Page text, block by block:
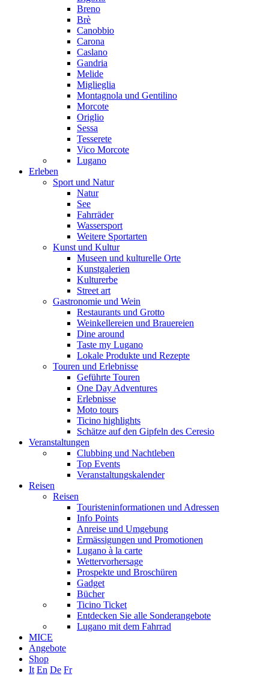
Breno
Brè
Canobbio
Carona
Caslano
Gandria
Melide
Miglieglia
Montagnola und Gentilino
Morcote
Origlio
Sessa
Tesserete
Vico Morcote
Lugano
Erleben
Sport und Natur
Natur
See
Fahrräder
Wassersport
Weitere Sportarten
Kunst und Kultur
Museen und kulturelle Orte
Kunstgalerien
Kulturerbe
Street art
Gastronomie und Wein
Restaurants und Grotto
Weinkellereien und Brauereien
Dine around
Taste my Lugano
Lokale Produkte und Rezepte
Touren und Erlebnisse
Geführte Touren
One Day Adventures
Erlebnisse
Moto tours
Ticino highlights
Schätze auf den Gipfeln des Ceresio
Veranstaltungen
Clubbing und Nachtleben
Top Events
Veranstaltungskalender
Reisen
Reisen
Touristeninformationen und Adressen
Info Points
Anreise und Umgebung
Ermässigungen und Promotionen
Lugano à la carte
Wettervorhersage
Prospekte und Broschüren
Gadget
Bücher
Ticino Ticket
Entdecken Sie alle Sonderangebote
Lugano mit dem Fahrrad
MICE
Angebote
Shop
It En De Fr